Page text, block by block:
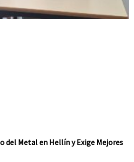
del Metal en Hellín y Exige Mejores